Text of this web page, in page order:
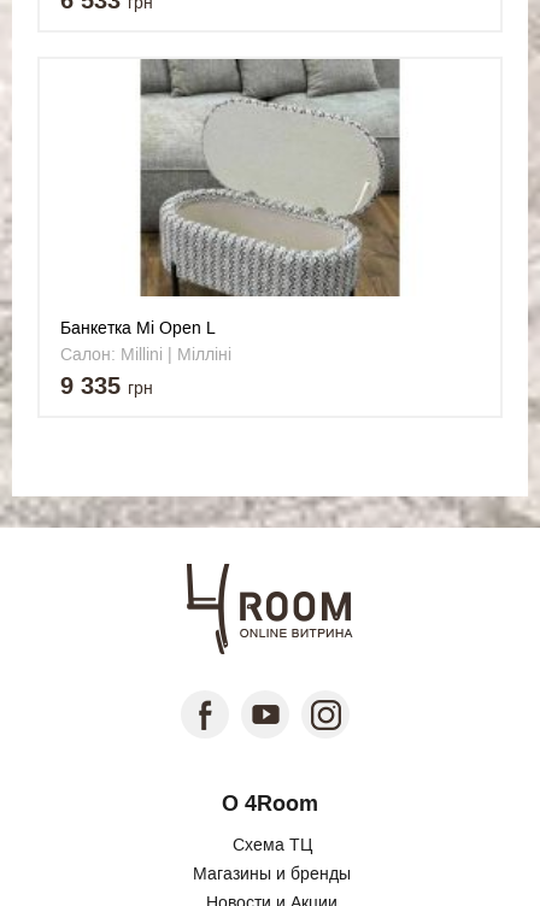
Банкетка Mi Open L
Салон: Millini | Мілліні
9 335 грн
О 4Room
Схема ТЦ
Магазины и бренды